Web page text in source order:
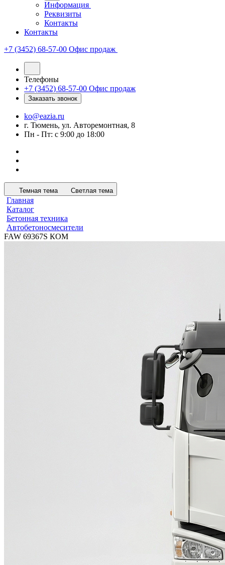
Информация
Реквизиты
Контакты
Контакты
+7 (3452) 68-57-00 Офис продаж
Телефоны
+7 (3452) 68-57-00 Офис продаж
Заказать звонок
ko@eazia.ru
г. Тюмень, ул. Авторемонтная, 8
Пн - Пт: с 9:00 до 18:00
Темная тема Светлая тема
Главная
Каталог
Бетонная техника
Автобетоносмесители
FAW 69367S КОМ